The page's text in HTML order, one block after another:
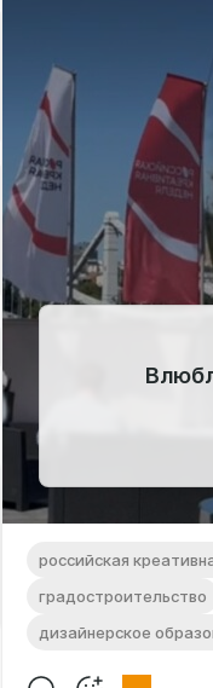
российская
градостроительство
дизайнерское